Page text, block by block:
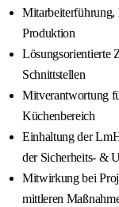
Produktion
Lösungsorientierte
Schnittstellen
Mitverantwortung
Küchenbereich
Einhaltung der
der Sicherheits- &
Mitwirkung bei
mittleren